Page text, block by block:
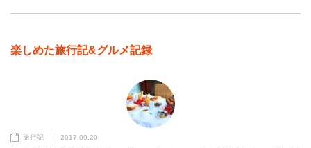
楽しめた旅行記&グルメ記録
旅行記 2017.09.20